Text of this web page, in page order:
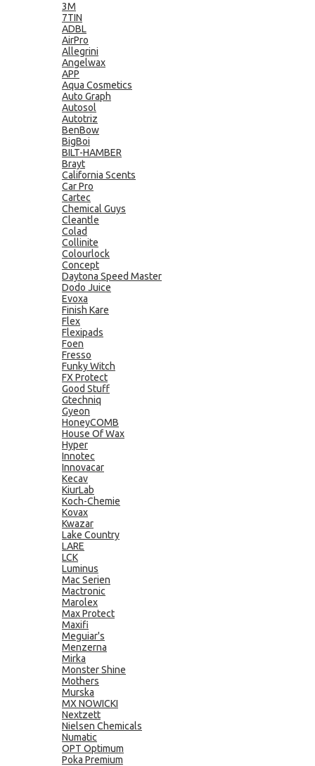
3M
7TIN
ADBL
AirPro
Allegrini
Angelwax
APP
Aqua Cosmetics
Auto Graph
Autosol
Autotriz
BenBow
BigBoi
BILT-HAMBER
Brayt
California Scents
Car Pro
Cartec
Chemical Guys
Cleantle
Colad
Collinite
Colourlock
Concept
Daytona Speed Master
Dodo Juice
Evoxa
Finish Kare
Flex
Flexipads
Foen
Fresso
Funky Witch
FX Protect
Good Stuff
Gtechniq
Gyeon
HoneyCOMB
House Of Wax
Hyper
Innotec
Innovacar
Kecav
KiurLab
Koch-Chemie
Kovax
Kwazar
Lake Country
LARE
LCK
Luminus
Mac Serien
Mactronic
Marolex
Max Protect
Maxifi
Meguiar's
Menzerna
Mirka
Monster Shine
Mothers
Murska
MX NOWICKI
Nextzett
Nielsen Chemicals
Numatic
OPT Optimum
Poka Premium